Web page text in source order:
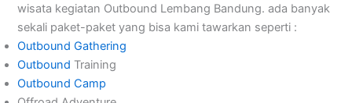
wisata kegiatan Outbound Lembang Bandung. ada banyak
sekali paket-paket yang bisa kami tawarkan seperti :
Outbound Gathering
Outbound Training
Outbound Camp